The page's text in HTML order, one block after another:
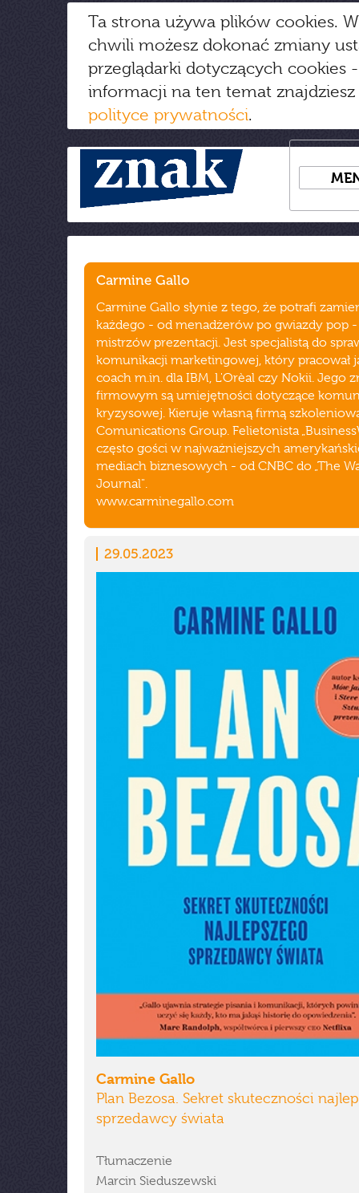
Ta strona używa plików cookies.
chwili możesz dokonać zmiany
przeglądarki dotyczących cookies
informacji na ten temat
polityce prywatności.
Carmine Gallo
Carmine Gallo słynie z tego, że potrafi
każdego - od menadżerów po gwiazdy pop
mistrzów prezentacji. Jest specjalistą do
komunikacji marketingowej, który pracował
coach m.in. dla IBM, L'Orèal czy Nokii. Jego
firmowym są umiejętności dotyczące
kryzysowej. Kieruje własną firmą
Comunications Group. Felietonista
często gości w najważniejszych
mediach biznesowych - od CNBC do „The
Journal".
www.carminegallo.com
29.05.2023
Carmine Gallo
Plan Bezosa. Sekret skuteczności
sprzedawcy świata
Tłumaczenie
Marcin Sieduszewski